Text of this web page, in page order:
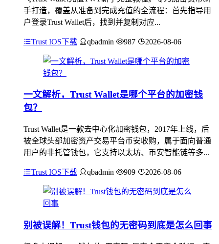
手打造，覆盖从准备到完成充值的全流程：首先指导用
户登录Trust Wallet后，找到并复制对应...
Trust IOS下载 qbadmin 987 2026-08-06
一文解析，Trust Wallet是哪个平台的加密钱
包？
Trust Wallet是一款去中心化加密钱包，2017年上线，后
被全球头部加密资产交易平台币安收购，属于面向普通
用户的非托管钱包，它支持以太坊、币安智能链等多...
Trust IOS下载 qbadmin 909 2026-08-06
别被误解！Trust钱包的无密码到底是怎么回事